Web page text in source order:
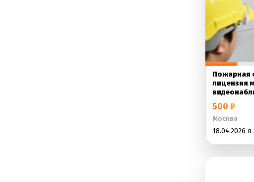
Пожарная
лицензия
500 ₽
Москва
18.04.2026 в